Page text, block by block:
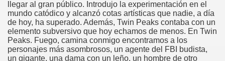
llegar al gran público. Introdujo la experimentación en el
mundo catódico y alcanzó cotas artísticas que nadie, a día
de hoy, ha superado. Además, Twin Peaks contaba con un
elemento subversivo que hoy echamos de menos. En Twin
Peaks. Fuego, camina conmigo encontramos a los
personajes más asombrosos, un agente del FBI budista,
un gigante, una dama con un leño, un hombre de otro